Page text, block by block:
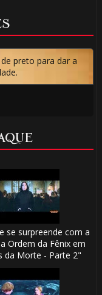
preto para dar a
se surpreende com a
Ordem da Fênix em
da Morte - Parte 2"
🎈
🎂